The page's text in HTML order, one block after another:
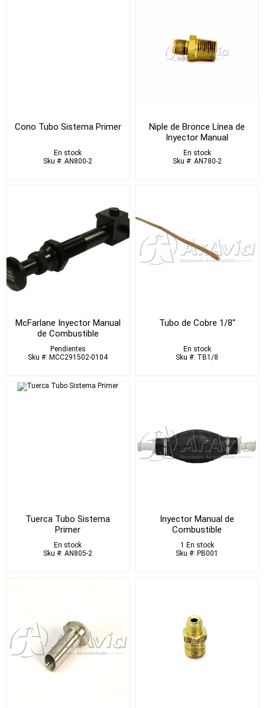
Cono Tubo Sistema Primer
En stock
Sku #: AN800-2
Niple de Bronce Línea de
Inyector Manual
En stock
Sku #: AN780-2
McFarlane Inyector Manual
de Combustible
Pendientes
Sku #: MCC291502-0104
Tubo de Cobre 1/8"
En stock
Sku #: TB1/8
Tuerca Tubo Sistema
Primer
En stock
Sku #: AN805-2
Inyector Manual de
Combustible
1 En stock
Sku #: PB001